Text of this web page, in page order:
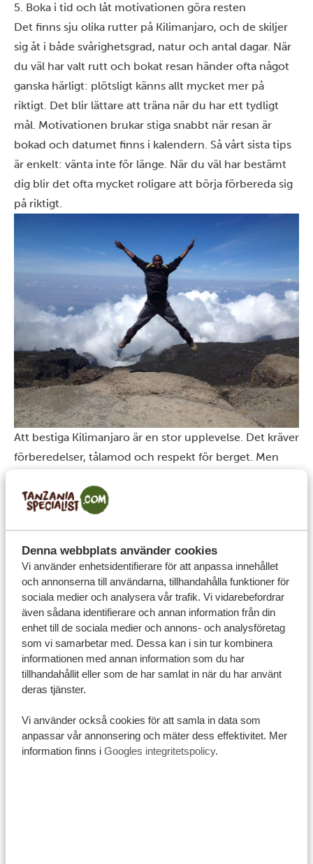
Denna webbplats använder cookies
Vi använder enhetsidentifierare för att anpassa innehållet
och annonserna till användarna, tillhandahålla funktioner för
sociala medier och analysera vår trafik. Vi vidarebefordrar
även sådana identifierare och annan information från din
enhet till de sociala medier och annons- och analysföretag
som vi samarbetar med. Dessa kan i sin tur kombinera
informationen med annan information som du har
tillhandahållit eller som de har samlat in när du har använt
deras tjänster.
Vi använder också cookies för att samla in data som
anpassar vår annonsering och mäter dess effektivitet. Mer
information finns i Googles integritetspolicy.
5. Boka i tid och låt motivationen göra resten
Det finns sju olika rutter på Kilimanjaro, och de skiljer
sig åt i både svårighetsgrad, natur och antal dagar. När
du väl har valt rutt och bokat resan händer ofta något
ganska härligt: plötsligt känns allt mycket mer på
riktigt. Det blir lättare att träna när du har ett tydligt
mål. Motivationen brukar stiga snabbt när resan är
bokad och datumet finns i kalendern. Så vårt sista tips
är enkelt: vänta inte för länge. När du väl har bestämt
dig blir det ofta mycket roligare att börja förbereda sig
på riktigt.
Att bestiga Kilimanjaro är en stor upplevelse. Det kräver
förberedelser, tålamod och respekt för berget. Men
erfaren guide vid din sida ger du dig själv riktigt fina
förutsättningar. Och när du väl står där, steg för steg på
väg upp mot toppen, kommer allt slit hemma att
kännas väldigt värt det. ✨
Vill du ha hjälp att planera din Kilimanjaro-vandring?
Hör gärna av dig till oss, så hjälper vi dig att hitta rätt
rutt och rätt upplägg för ditt äventyr.
Dela med dig av denna